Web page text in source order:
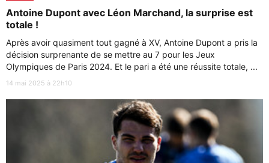
Antoine Dupont avec Léon Marchand, la surprise est
totale !
Après avoir quasiment tout gagné à XV, Antoine Dupont a pris la
décision surprenante de se mettre au 7 pour les Jeux
Olympiques de Paris 2024. Et le pari a été une réussite totale, ...
14 mai 2025 à 22h10